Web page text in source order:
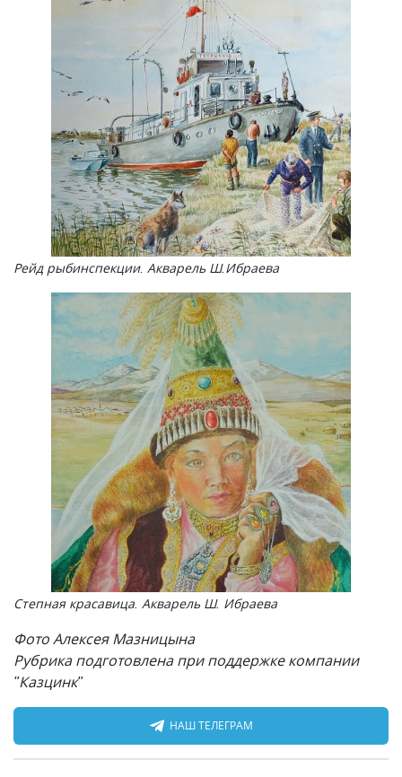
Рейд рыбинспекции. Акварель Ш.Ибраева
Степная красавица. Акварель Ш. Ибраева
Фото Алексея Мазницына
Рубрика подготовлена при поддержке компании
"Казцинк"
НАШ ТЕЛЕГРАМ